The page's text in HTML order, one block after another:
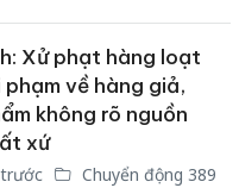
Xử phạt hàng loạt
về hàng giả,
không rõ nguồn
xứ
Chuyển động 389